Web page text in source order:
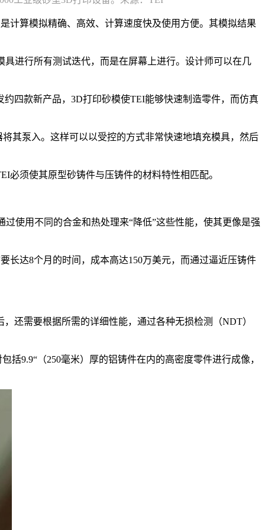
计算模拟精确、高效、计算速度快及使用方便。其模拟结果
进行所有测试迭代，而是在屏幕上进行。设计师可以在几
四款新产品，3D打印砂模使TEI能够快速制造零件，而仿真
其泵入。这样可以以受控的方式非常快速地填充模具，然后
须使其原型砂铸件与压铸件的材料特性相匹配。
使用不同的合金和热处理来“降低”这些性能，使其更像是强
长达8个月的时间，成本高达150万美元，而通过逼近压铸件
还需要根据所需的详细性能，通过各种无损检测（NDT）
9.9“（250毫米）厚的铝铸件在内的高密度零件进行成像，